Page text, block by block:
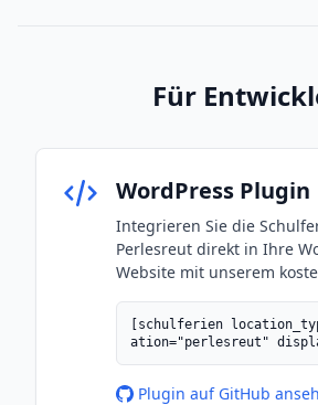
Für
WordPress Plugin
Integrieren Sie die
Perlesreut direkt in Ihre
Website mit unserem
[schulferien
ation="perlesreut"
Plugin auf GitHub